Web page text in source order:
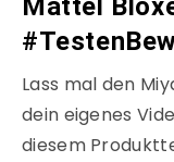
Mattel
Lass mal den
dein eigenes
diesem